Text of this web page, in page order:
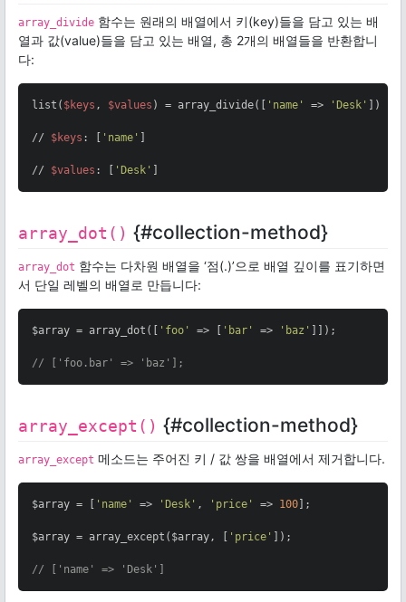
array_divide 함수는 원래의 배열에서 키(key)들을 담고 있는 배
열과 값(value)들을 담고 있는 배열, 총 2개의 배열들을 반환합니
다:
list( $keys , $values ) = array_divide([ 'name' => 'Desk' ]);
// $keys : [ 'name' ]
// $values : [ 'Desk' ]
array_dot() {#collection-method}
array_dot 함수는 다차원 배열을 ‘점(.)’으로 배열 깊이를 표기하면
서 단일 레벨의 배열로 만듭니다:
$array = array_dot([ 'foo' => [ 'bar' => 'baz' ]]);
// ['foo.bar' => 'baz'];
array_except() {#collection-method}
array_except 메소드는 주어진 키 / 값 쌍을 배열에서 제거합니다.
$array = [ 'name' => 'Desk' , 'price' => 100 ];
$array = array_except($array, [ 'price' ]);
// ['name' => 'Desk']